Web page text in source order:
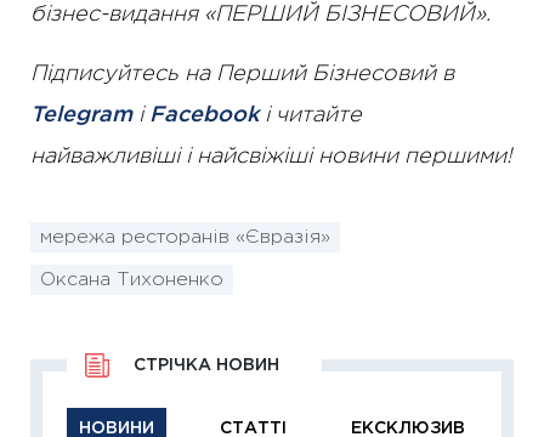
бізнес-видання «ПЕРШИЙ БІЗНЕСОВИЙ».
Підписуйтесь на Перший Бізнесовий в
Telegramі Facebookі читайте
найважливіші і найсвіжіші новини першими!
мережа ресторанів «Євразія»
Оксана Тихоненко
НОВИНИ СТАТТІ ЕКСКЛЮЗИВ
СТРІЧКА НОВИН